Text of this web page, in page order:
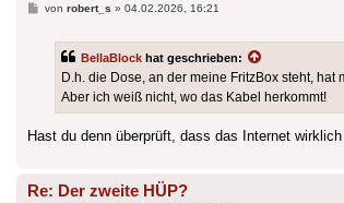
Beitrag
von robert_s » 04.02.2026, 16:21
BellaBlock hat geschrieben:
D.h. die Dose, an der meine FritzBox steht,
Aber ich weiß nicht, wo das Kabel herkommt!
Hast du denn überprüft, dass das Internet
Re: Der zweite HÜP?